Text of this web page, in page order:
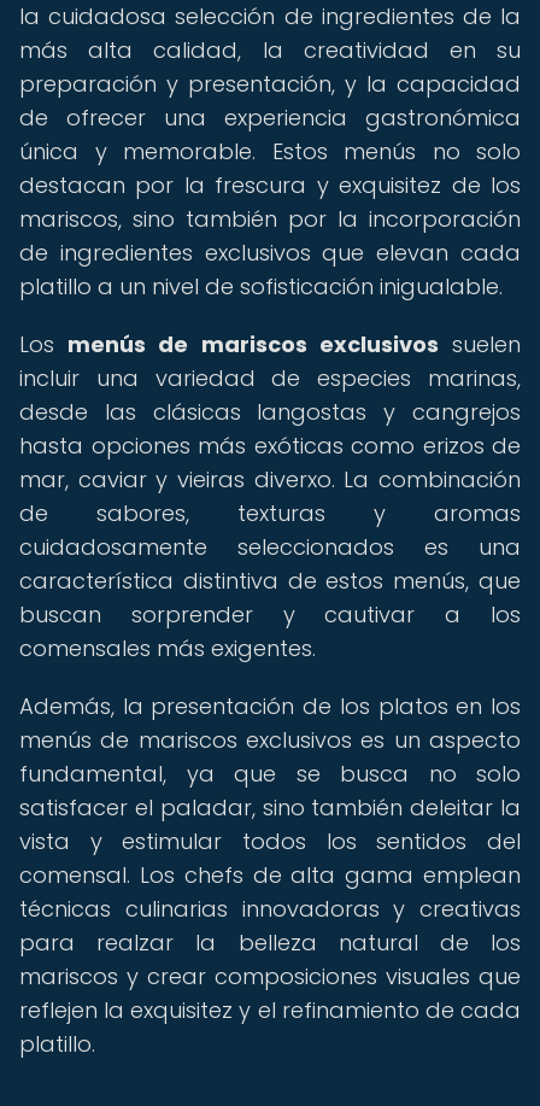
la cuidadosa selección de ingredientes de la
más alta calidad, la creatividad en su
preparación y presentación, y la capacidad
de ofrecer una experiencia gastronómica
única y memorable. Estos menús no solo
destacan por la frescura y exquisitez de los
mariscos, sino también por la incorporación
de ingredientes exclusivos que elevan cada
platillo a un nivel de sofisticación inigualable.
Los menús de mariscos exclusivos suelen
incluir una variedad de especies marinas,
desde las clásicas langostas y cangrejos
hasta opciones más exóticas como erizos de
mar, caviar y vieiras diverxo. La combinación
de sabores, texturas y aromas
cuidadosamente seleccionados es una
característica distintiva de estos menús, que
buscan sorprender y cautivar a los
comensales más exigentes.
Además, la presentación de los platos en los
menús de mariscos exclusivos es un aspecto
fundamental, ya que se busca no solo
satisfacer el paladar, sino también deleitar la
vista y estimular todos los sentidos del
comensal. Los chefs de alta gama emplean
técnicas culinarias innovadoras y creativas
para realzar la belleza natural de los
mariscos y crear composiciones visuales que
reflejen la exquisitez y el refinamiento de cada
platillo.